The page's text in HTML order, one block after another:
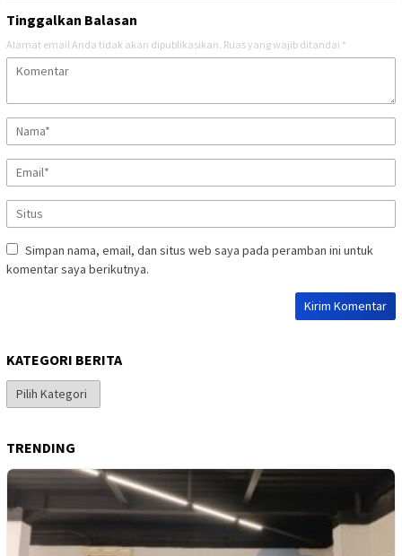
Tinggalkan Balasan
Alamat email Anda tidak akan dipublikasikan. Ruas yang wajib ditandai *
Simpan nama, email, dan situs web saya pada peramban ini untuk
komentar saya berikutnya.
KATEGORI BERITA
Kategori
Berita
TRENDING